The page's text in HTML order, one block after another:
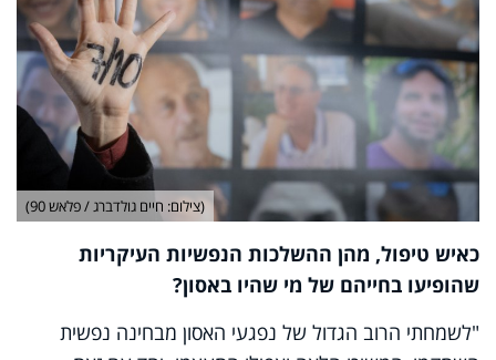
(צילום: חיים גולדברג / פלאש 90)
כאיש טיפול, מהן ההשלכות הנפשיות העיקריות
שהופיעו בחייהם של מי שהיו באסון?
"לשמחתי הרוב הגדול של נפגעי האסון מבחינה נפשית